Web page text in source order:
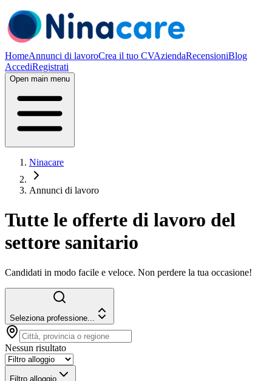
HomeAnnunci di lavoroCrea il tuo CVAziendaRecensioniBlog
AccediRegistrati
Open main menu
Ninacare
Annunci di lavoro
Tutte le offerte di lavoro del
settore sanitario
Candidati in modo facile e veloce. Non perdere la tua occasione!
Seleziona professione...
Nessun risultato
Filtro alloggio